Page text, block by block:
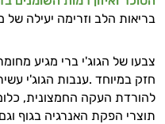
בריאות הלב וזרימה יעילה של
צבעו של הגוג'י ברי מגיע
חזק במיוחד .ענבות הגוג'י
להורדת העקה החמצונית,
תוצרי הפקת האנרגיה בגוף